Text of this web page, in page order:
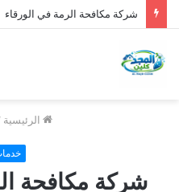
شركة مكافحة الرمة في الورقاء
الرئيسية
شركة مكافحة